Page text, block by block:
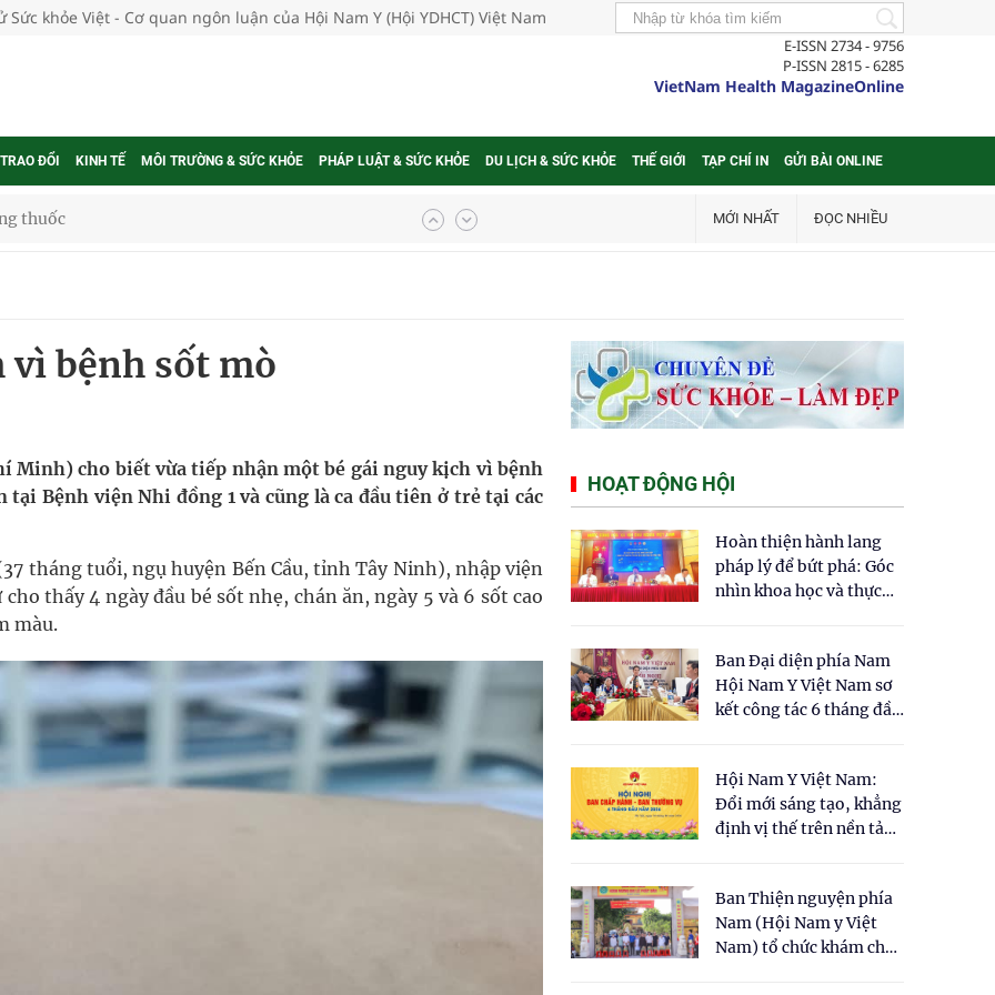
Sức khỏe Việt - Cơ quan ngôn luận của Hội Nam Y (Hội YDHCT) Việt Nam
E-ISSN 2734 - 9756
P-ISSN 2815 - 6285
VietNam Health MagazineOnline
ĐỔI KINH TẾ MÔI TRƯỜNG & SỨC KHỎE PHÁP LUẬT & SỨC KHỎE DU LỊCH & SỨC KHỎE THẾ GIỚI TẠP CHÍ IN GỬI BÀI ONLINE
cực hiệu quả
gia
thực tế
thuốc
MỚI NHẤT ĐỌC NHIỀU
bệnh sốt mò
Minh) cho biết vừa tiếp nhận một bé gái nguy kịch vì bệnh
Bệnh viện Nhi đồng 1 và cũng là ca đầu tiên ở trẻ tại các
tháng tuổi, ngụ huyện Bến Cầu, tỉnh Tây Ninh), nhập viện
thấy 4 ngày đầu bé sốt nhẹ, chán ăn, ngày 5 và 6 sốt cao
màu.
HOẠT ĐỘNG HỘI
Hoàn thiện hành lang
pháp lý để bứt phá: Góc
nhìn khoa học và thực
cho Luật Y dược cổ
truyền Việt Nam"
Ban Đại diện phía Nam
Hội Nam Y Việt Nam sơ
kết công tác 6 tháng đầu
Hội Nam Y Việt Nam:
Đổi mới sáng tạo, khẳng
định vị thế trên nền tảng
Ban Thiện nguyện phía
Nam (Hội Nam y Việt
Nam) tổ chức khám chữa